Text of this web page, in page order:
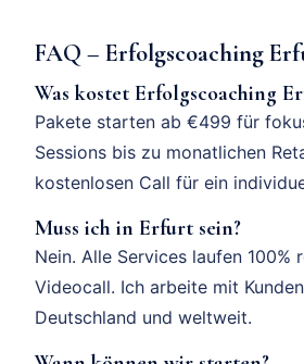
FAQ – Erfolgscoaching
Was kostet Erfolgscoaching
Pakete starten ab €499 für
Sessions bis zu monatlichen
kostenlosen Call für ein
Muss ich in Erfurt sein?
Nein. Alle Services laufen 100%
Videocall. Ich arbeite mit
Deutschland und weltweit.